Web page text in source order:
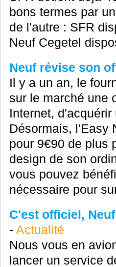
bons termes par
de l'autre : SFR
Neuf Cegetel
Neuf révise son
Il y a un an, le
sur le marché une
Internet,
Désormais, l'Easy
pour 9€90 de plus
design de son
vous pouvez
nécessaire pour
C'est officiel,
- Actualité
Nous vous en
lancer un service